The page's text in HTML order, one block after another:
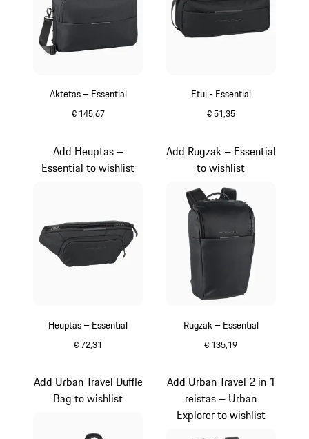
Aktetas – Essential
€ 145,67
Etui - Essential
€ 51,35
Heuptas – Essential
€ 72,31
Add Heuptas –
Essential to wishlist
Rugzak – Essential
€ 135,19
Add Rugzak – Essential
to wishlist
Add Urban Travel Duffle
Bag to wishlist
Add Urban Travel 2 in 1
reistas – Urban
Explorer to wishlist